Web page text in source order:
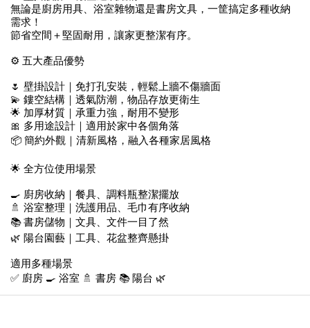
無論是廚房用具、浴室雜物還是書房文具，一筐搞定多種收納
需求！
節省空間＋堅固耐用，讓家更整潔有序。
⚙️ 五大產品優勢
🌷 壁掛設計｜免打孔安裝，輕鬆上牆不傷牆面
💫 鏤空結構｜透氣防潮，物品存放更衛生
🌟 加厚材質｜承重力強，耐用不變形
🎀 多用途設計｜適用於家中各個角落
📦 簡約外觀｜清新風格，融入各種家居風格
🌟 全方位使用場景
🍳 廚房收納｜餐具、調料瓶整潔擺放
🚿 浴室整理｜洗護用品、毛巾有序收納
📚 書房儲物｜文具、文件一目了然
🌿 陽台園藝｜工具、花盆整齊懸掛
適用多種場景
✅ 廚房 🍳 浴室 🚿 書房 📚 陽台 🌿